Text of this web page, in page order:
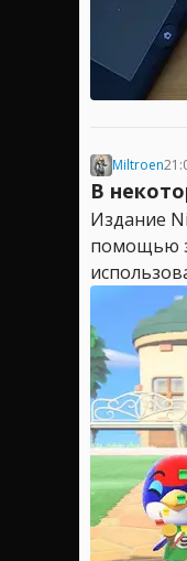
Miltroen
В
Издание
помощью